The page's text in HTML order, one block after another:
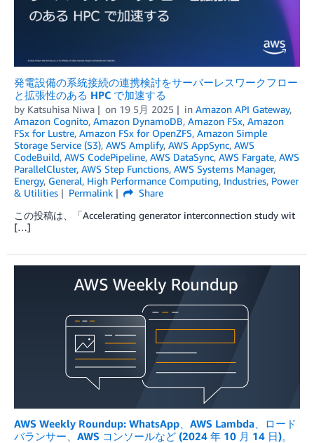
発電設備の系統接続の連携検討をサーバーレスワークフロー
と拡張性のある HPC で加速する
by Katsuhisa Niwa on 19 5月 2025 in Amazon API Gateway,
Amazon Cognito, Amazon DynamoDB, Amazon FSx, Amazon
FSx for Lustre, Amazon FSx for OpenZFS, Amazon Simple
Storage Service (S3), AWS Amplify, AWS AppSync, AWS
CodeBuild, AWS CodePipeline, AWS DataSync, AWS Fargate, AWS
ParallelCluster, AWS Step Functions, AWS Systems Manager,
Energy, General, High Performance Computing, Industries, Power
& Utilities
Permalink
Share
この投稿は、「Accelerating generator interconnection study wit
[…]
AWS Weekly Roundup: WhatsApp、AWS Lambda、ロード
バランサー、AWS コンソールなど (2024 年 10 月 14 日)。